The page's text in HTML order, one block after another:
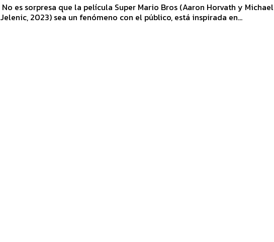
No es sorpresa que la película Super Mario Bros (Aaron Horvath y Michael
Jelenic, 2023) sea un fenómeno con el público, está inspirada en...